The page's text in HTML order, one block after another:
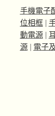
手機電子
位相框|
動電源|
源| 電子